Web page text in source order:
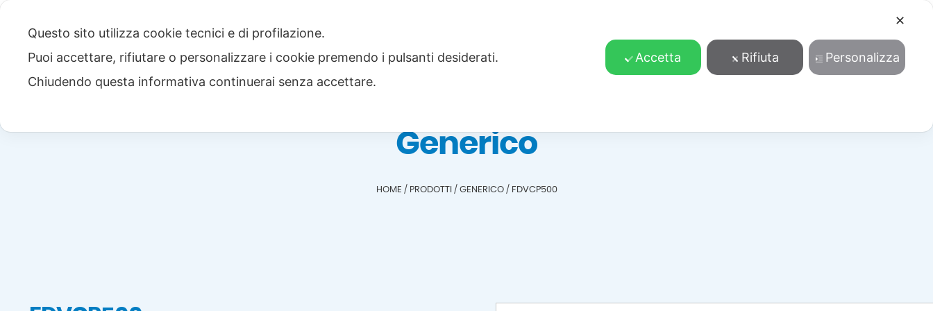
Download Cosa facciamo Contatti Accedi/Registrati
Generico
HOME / PRODOTTI / GENERICO/ FDVCP500
✕
Questo sito utilizza cookie tecnici e di profilazione.
Puoi accettare, rifiutare o personalizzare i cookie premendo i pulsanti desiderati.
Chiudendo questa informativa continuerai senza accettare.
Accetta Rifiuta Personalizza